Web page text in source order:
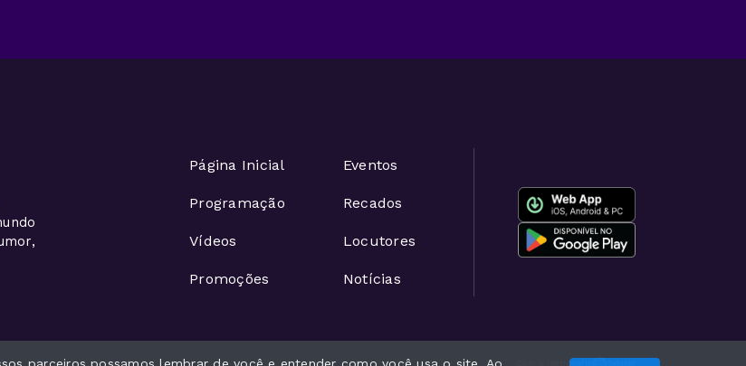
Página Inicial
Programação
Vídeos
Promoções
Eventos
Recados
Locutores
Notícias
Com a tecnologia